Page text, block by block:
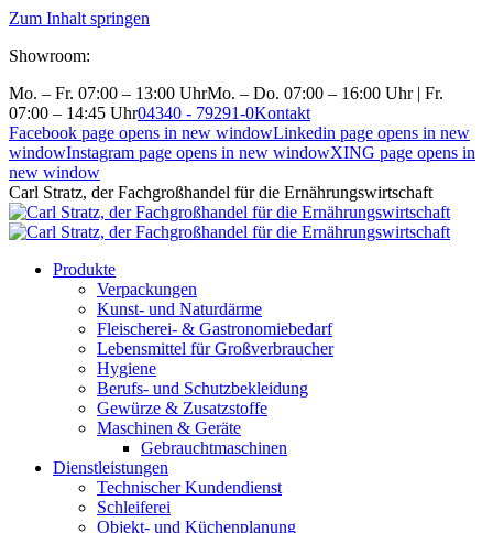
Zum Inhalt springen
Showroom:
Mo. – Fr. 07:00 – 13:00 UhrMo. – Do. 07:00 – 16:00 Uhr | Fr.
07:00 – 14:45 Uhr04340 - 79291-0Kontakt
Facebook page opens in new windowLinkedin page opens in new
windowInstagram page opens in new windowXING page opens in
new window
Carl Stratz, der Fachgroßhandel für die Ernährungswirtschaft
Produkte
Verpackungen
Kunst- und Naturdärme
Fleischerei- & Gastronomiebedarf
Lebensmittel für Großverbraucher
Hygiene
Berufs- und Schutzbekleidung
Gewürze & Zusatzstoffe
Maschinen & Geräte
Gebrauchtmaschinen
Dienstleistungen
Technischer Kundendienst
Schleiferei
Objekt- und Küchenplanung